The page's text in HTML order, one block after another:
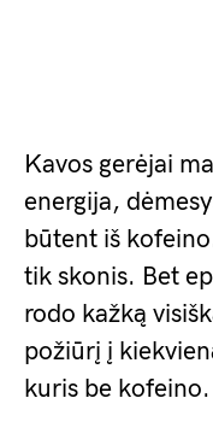
Kavos gerėjai
energija,
būtent iš
tik skonis. Bet
rodo kažką
požiūrį į
kuris be kofeino.